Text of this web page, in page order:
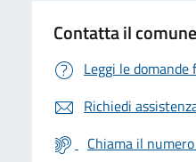
Contatta il comune
Leggi le
Richiedi
Chiama il